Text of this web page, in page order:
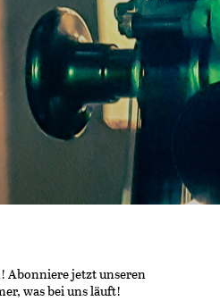
Abonniere jetzt unseren
was bei uns läuft!